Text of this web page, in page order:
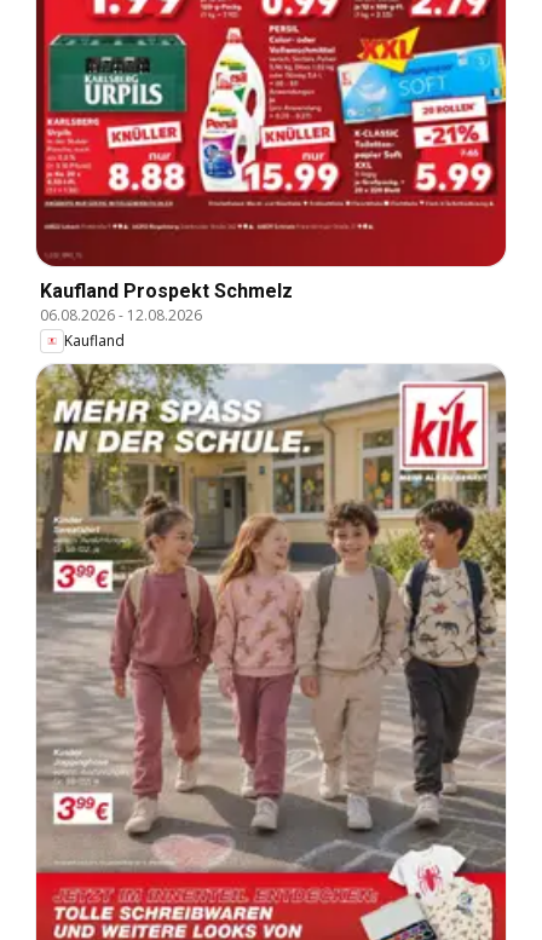
Kaufland Prospekt Schmelz
06.08.2026- 12.08.2026
Kaufland